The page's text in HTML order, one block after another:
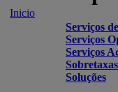
Inicio
Serviços
Serviços
Serviços
Sobretaxas
Soluções